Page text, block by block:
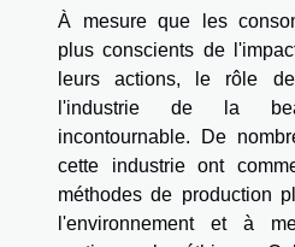
À mesure que les
plus conscients de
leurs actions, le rôle
l'industrie de la
incontournable. De
cette industrie ont
méthodes de production
l'environnement et à